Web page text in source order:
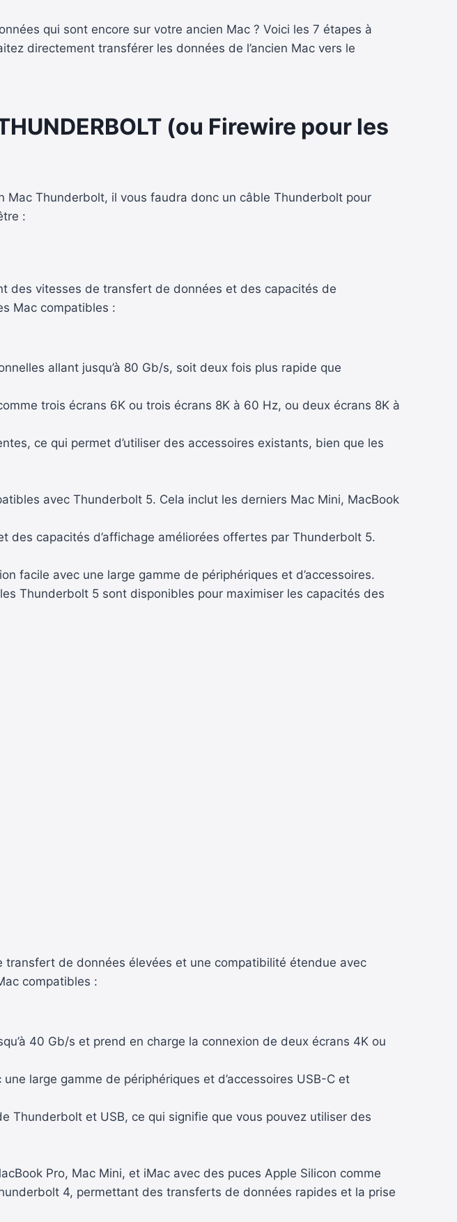
qui sont encore sur votre ancien Mac ? Voici les 7 étapes à
directement transférer les données de l’ancien Mac vers le
(ou Firewire pour les
Mac Thunderbolt, il vous faudra donc un câble Thunderbolt pour
:
des vitesses de transfert de données et des capacités de
Mac compatibles :
allant jusqu’à 80 Gb/s, soit deux fois plus rapide que
trois écrans 6K ou trois écrans 8K à 60 Hz, ou deux écrans 8K à
ce qui permet d’utiliser des accessoires existants, bien que les
avec Thunderbolt 5. Cela inclut les derniers Mac Mini, MacBook
capacités d’affichage améliorées offertes par Thunderbolt 5.
facile avec une large gamme de périphériques et d’accessoires.
Thunderbolt 5 sont disponibles pour maximiser les capacités des
de données élevées et une compatibilité étendue avec
compatibles :
40 Gb/s et prend en charge la connexion de deux écrans 4K ou
large gamme de périphériques et d’accessoires USB-C et
et USB, ce qui signifie que vous pouvez utiliser des
Pro, Mac Mini, et iMac avec des puces Apple Silicon comme
4, permettant des transferts de données rapides et la prise